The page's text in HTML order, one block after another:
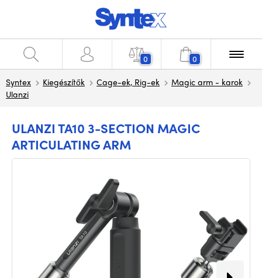
0 0
Syntex Kiegészítők Cage-ek, Rig-ek
Magic arm - karok
Ulanzi
ULANZI TA10 3-SECTION MAGIC
ARTICULATING ARM